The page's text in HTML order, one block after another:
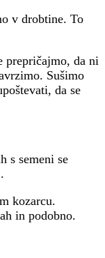
v drobtine. To
prepričajmo, da ni
Sušimo
da se
s semeni se
kozarcu.
in podobno.